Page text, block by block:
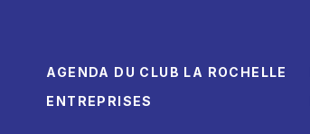
AGENDA DU CLUB LA ROCHELLE
ENTREPRISES